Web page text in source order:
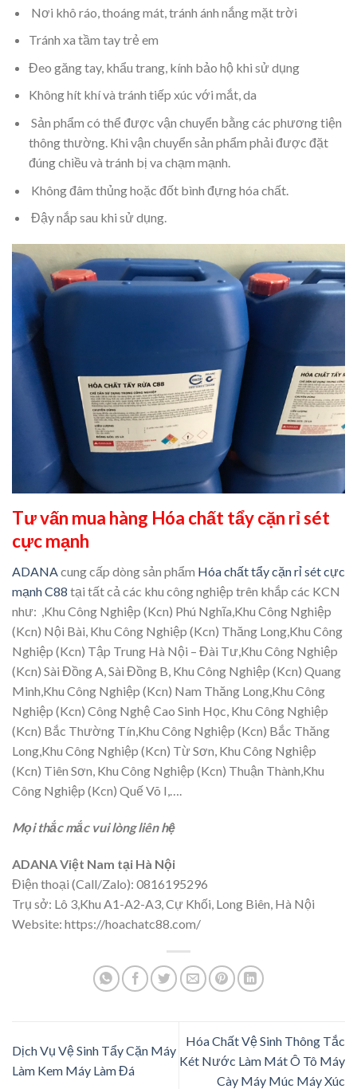
Nơi khô ráo, thoáng mát, tránh ánh nắng mặt trời
Tránh xa tầm tay trẻ em
Đeo găng tay, khẩu trang, kính bảo hộ khi sử dụng
Không hít khí và tránh tiếp xúc với mắt, da
Sản phẩm có thể được vận chuyển bằng các phương tiện
thông thường. Khi vận chuyển sản phẩm phải được đặt
đúng chiều và tránh bị va chạm mạnh.
Không đâm thủng hoặc đốt bình đựng hóa chất.
Đậy nắp sau khi sử dụng.
Tư vấn mua hàng Hóa chất tẩy cặn rỉ sét
cực mạnh
ADANAcung cấp dòng sản phẩm Hóa chất tẩy cặn rỉ sét cực
mạnh C88 tại tất cả các khu công nghiệp trên khắp các KCN
như: ,Khu Công Nghiệp (Kcn) Phú Nghĩa,Khu Công Nghiệp
(Kcn) Nội Bài, Khu Công Nghiệp (Kcn) Thăng Long,Khu Công
Nghiệp (Kcn) Tập Trung Hà Nội – Đài Tư,Khu Công Nghiệp
(Kcn) Sài Đồng A, Sài Đồng B, Khu Công Nghiệp (Kcn) Quang
Minh,Khu Công Nghiệp (Kcn) Nam Thăng Long,Khu Công
Nghiệp (Kcn) Công Nghệ Cao Sinh Học, Khu Công Nghiệp
(Kcn) Bắc Thường Tín,Khu Công Nghiệp (Kcn) Bắc Thăng
Long,Khu Công Nghiệp (Kcn) Từ Sơn, Khu Công Nghiệp
(Kcn) Tiên Sơn, Khu Công Nghiệp (Kcn) Thuận Thành,Khu
Công Nghiệp (Kcn) Quế Võ I,….
Mọi thắc mắc vui lòng liên hệ
ADANA Việt Nam tại Hà Nội
Điện thoại (Call/Zalo): 0816195296
Trụ sở: Lô 3,Khu A1-A2-A3, Cự Khối, Long Biên, Hà Nội
Website: https://hoachatc88.com/
Dịch Vụ Vệ Sinh Tẩy Cặn Máy
Làm Kem Máy Làm Đá
Hóa Chất Vệ Sinh Thông Tắc
Két Nước Làm Mát Ô Tô Máy
Cày Máy Múc Máy Xúc